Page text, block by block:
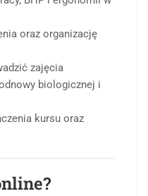
oraz organizację
zajęcia
biologicznej i
kursu oraz